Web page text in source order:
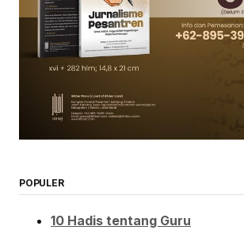
POPULER
10 Hadis tentang Guru